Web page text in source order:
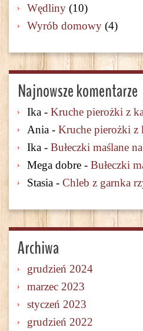
Wędliny (10)
Wyrób domowy (4)
Najnowsze komentarze
Ika - Kruche pierożki z
Ania - Kruche pierożki z
Ika - Bułeczki maślane
Mega dobre - Bułeczki
Stasia - Chleb z garnka
Archiwa
grudzień 2024
marzec 2023
styczeń 2023
grudzień 2022